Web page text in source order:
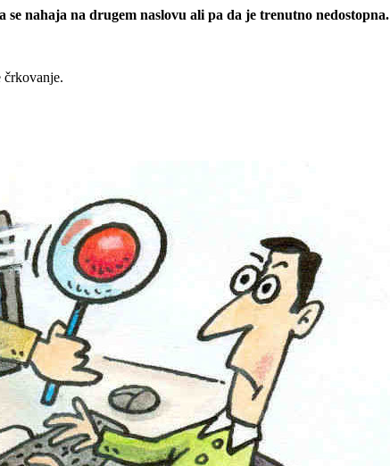
nahaja na drugem naslovu ali pa da je trenutno nedostopna.
črkovanje.